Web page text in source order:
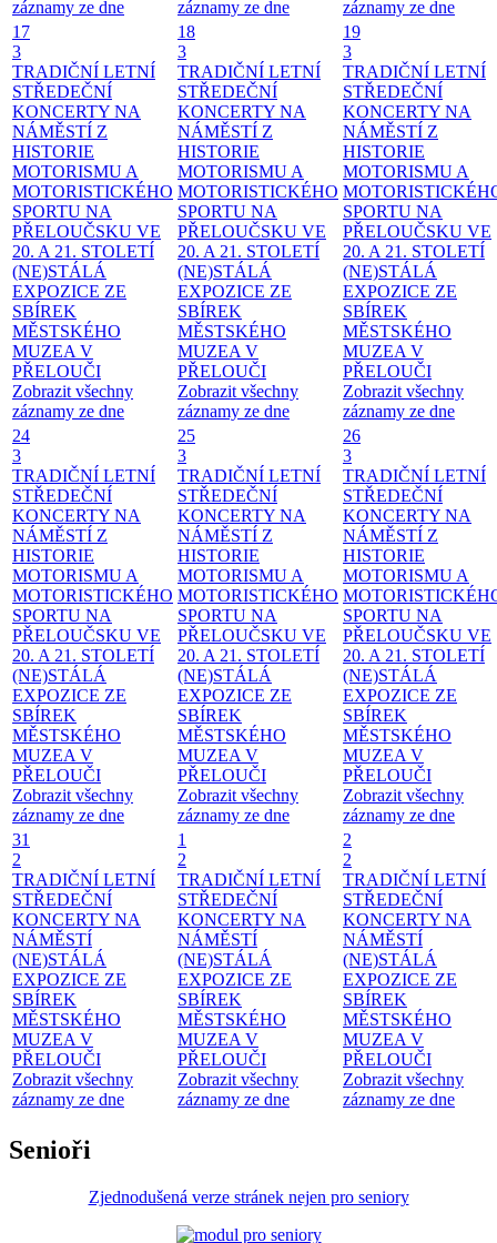
záznamy ze dne záznamy ze dne
záznamy ze dne
17
3
TRADIČNÍ LETNÍ
STŘEDEČNÍ
KONCERTY NA
NÁMĚSTÍ Z
HISTORIE
MOTORISMU A
MOTORISTICKÉHO
SPORTU NA
PŘELOUČSKU VE
20. A 21. STOLETÍ
(NE)STÁLÁ
EXPOZICE ZE
SBÍREK
MĚSTSKÉHO
MUZEA V
PŘELOUČI
Zobrazit všechny
záznamy ze dne
18
3
TRADIČNÍ LETNÍ
STŘEDEČNÍ
KONCERTY NA
NÁMĚSTÍ Z
HISTORIE
MOTORISMU A
MOTORISTICKÉHO
SPORTU NA
PŘELOUČSKU VE
20. A 21. STOLETÍ
(NE)STÁLÁ
EXPOZICE ZE
SBÍREK
MĚSTSKÉHO
MUZEA V
PŘELOUČI
Zobrazit všechny
záznamy ze dne
19
3
TRADIČNÍ LETNÍ
STŘEDEČNÍ
KONCERTY NA
NÁMĚSTÍ Z
HISTORIE
MOTORISMU A
SPORTU NA
PŘELOUČSKU VE
20. A 21. STOLETÍ
(NE)STÁLÁ
EXPOZICE ZE
SBÍREK
MĚSTSKÉHO
MUZEA V
PŘELOUČI
Zobrazit všechny
záznamy ze dne
24
3
TRADIČNÍ LETNÍ
STŘEDEČNÍ
KONCERTY NA
NÁMĚSTÍ Z
HISTORIE
MOTORISMU A
MOTORISTICKÉHO
SPORTU NA
PŘELOUČSKU VE
20. A 21. STOLETÍ
(NE)STÁLÁ
EXPOZICE ZE
SBÍREK
MĚSTSKÉHO
MUZEA V
PŘELOUČI
Zobrazit všechny
záznamy ze dne
25
3
TRADIČNÍ LETNÍ
STŘEDEČNÍ
KONCERTY NA
NÁMĚSTÍ Z
HISTORIE
MOTORISMU A
MOTORISTICKÉHO
SPORTU NA
PŘELOUČSKU VE
20. A 21. STOLETÍ
(NE)STÁLÁ
EXPOZICE ZE
SBÍREK
MĚSTSKÉHO
MUZEA V
PŘELOUČI
Zobrazit všechny
záznamy ze dne
26
3
TRADIČNÍ LETNÍ
STŘEDEČNÍ
KONCERTY NA
NÁMĚSTÍ Z
HISTORIE
MOTORISMU A
SPORTU NA
PŘELOUČSKU VE
20. A 21. STOLETÍ
(NE)STÁLÁ
EXPOZICE ZE
SBÍREK
MĚSTSKÉHO
MUZEA V
PŘELOUČI
Zobrazit všechny
záznamy ze dne
31
2
TRADIČNÍ LETNÍ
STŘEDEČNÍ
KONCERTY NA
NÁMĚSTÍ
(NE)STÁLÁ
EXPOZICE ZE
SBÍREK
MĚSTSKÉHO
MUZEA V
PŘELOUČI
Zobrazit všechny
záznamy ze dne
1
2
TRADIČNÍ LETNÍ
STŘEDEČNÍ
KONCERTY NA
NÁMĚSTÍ
(NE)STÁLÁ
EXPOZICE ZE
SBÍREK
MĚSTSKÉHO
MUZEA V
PŘELOUČI
Zobrazit všechny
záznamy ze dne
2
2
TRADIČNÍ LETNÍ
STŘEDEČNÍ
KONCERTY NA
NÁMĚSTÍ
(NE)STÁLÁ
EXPOZICE ZE
SBÍREK
MĚSTSKÉHO
MUZEA V
PŘELOUČI
Zobrazit všechny
záznamy ze dne
Senioři
Zjednodušená verze stránek nejen pro seniory